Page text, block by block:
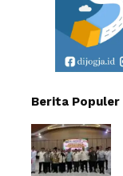
Berita Populer